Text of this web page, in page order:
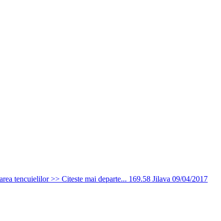
tencuielilor >> Citeste mai departe... 169.58 Jilava 09/04/2017